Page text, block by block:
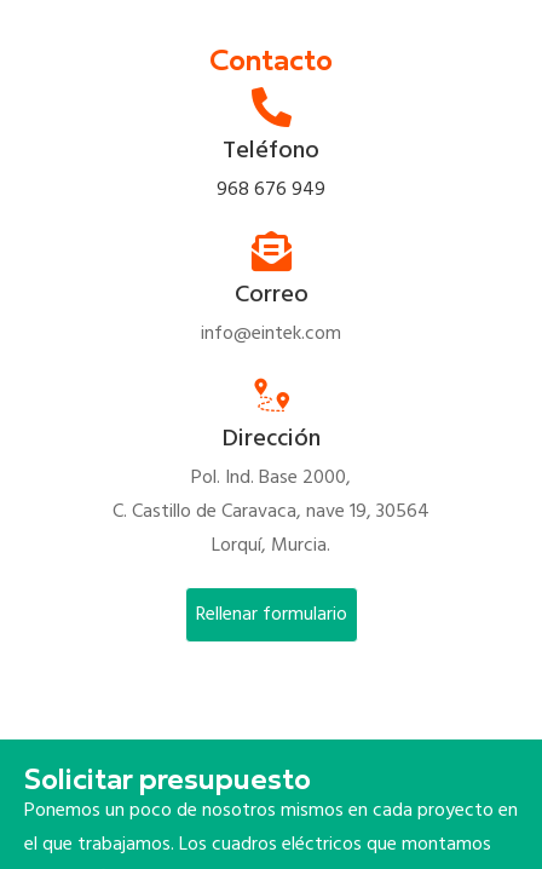
Contacto
Teléfono
968 676 949
Correo
info@eintek.com
Dirección
Pol. Ind. Base 2000,
C. Castillo de Caravaca, nave 19, 30564
Lorquí, Murcia.
Rellenar formulario
Solicitar presupuesto
Ponemos un poco de nosotros mismos en cada proyecto en
el que trabajamos. Los cuadros eléctricos que montamos